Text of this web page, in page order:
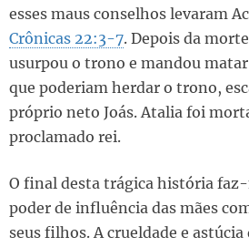
esses maus conselhos levaram
Crônicas 22:3-7. Depois da
usurpou o trono e mandou
que poderiam herdar o trono,
próprio neto Joás. Atalia foi
proclamado rei.
O final desta trágica história
poder de influência das mães
seus filhos. A crueldade e astúcia